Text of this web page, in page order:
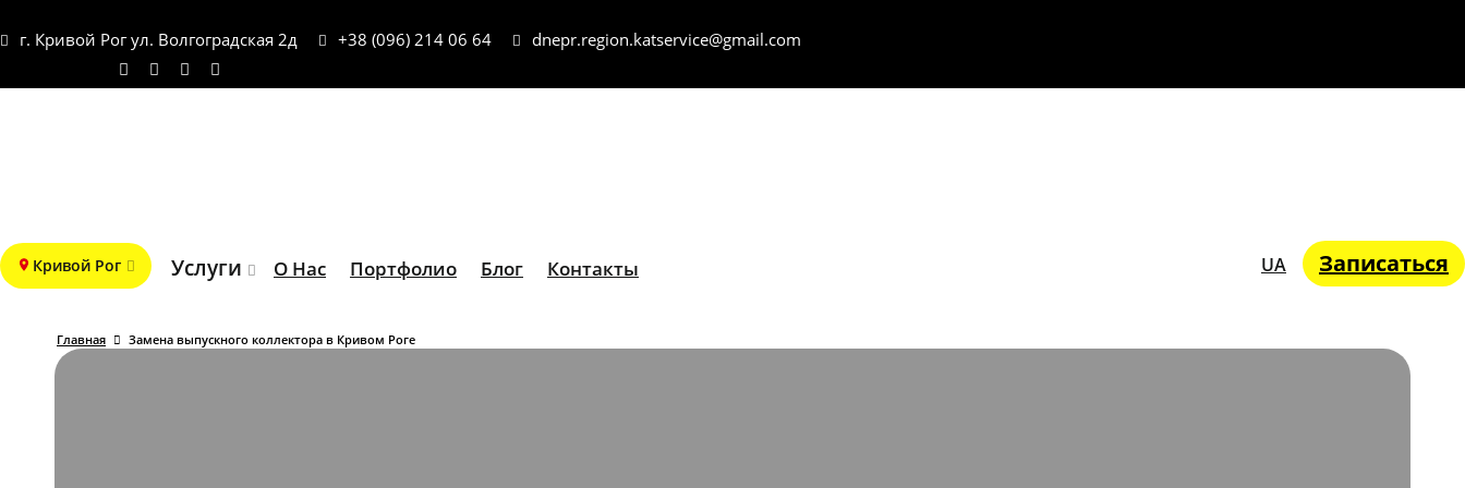
г. Кривой Рог ул. Волгоградская 2д +38 (096) 214 06 64 dnepr.region.katservice@gmail.com
Кривой Рог Услуги О Нас Портфолио Блог Контакты UA Записаться
Главная Замена выпускного коллектора в Кривом Роге